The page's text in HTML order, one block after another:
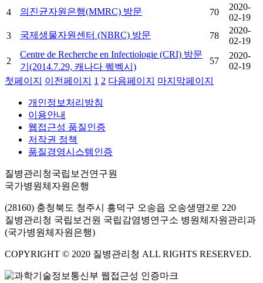
4 의진균자원은행(MMRC) 방문 70
2020-
02-19
3
국제생물자원센터 (NBRC) 방문 78
2020-
02-19
2
Centre de Recherche en Infectiologie (CRI) 방문
기(2014.7.29, 캐나다 퀘벡시)
57
2020-
02-19
첫페이지
이전페이지 1 2 다음페이지 마지막페이지
개인정보처리방침
이용안내
웹접근성 품질인증
저작권 정책
품질경영시스템인증
질병관리청국립보건연구원
국가병원체자원은행
(28160) 충청북도 청주시 흥덕구 오송읍 오송생명2로 220
질병관리청 국립보건원 국립감염병연구소 병원체자원관리과
(국가병원체자원은행)
COPYRIGHT © 2020 질병관리청 ALL RIGHTS RESERVED.